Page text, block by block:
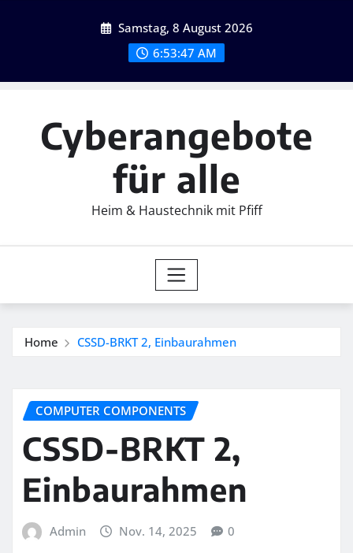
Samstag, 8 August 2026
6:53:48 AM
Cyberangebote
für alle
Heim & Haustechnik mit Pfiff
Home CSSD-BRKT 2, Einbaurahmen
COMPUTER COMPONENTS
CSSD-BRKT 2,
Einbaurahmen
Admin Nov. 14, 2025 0